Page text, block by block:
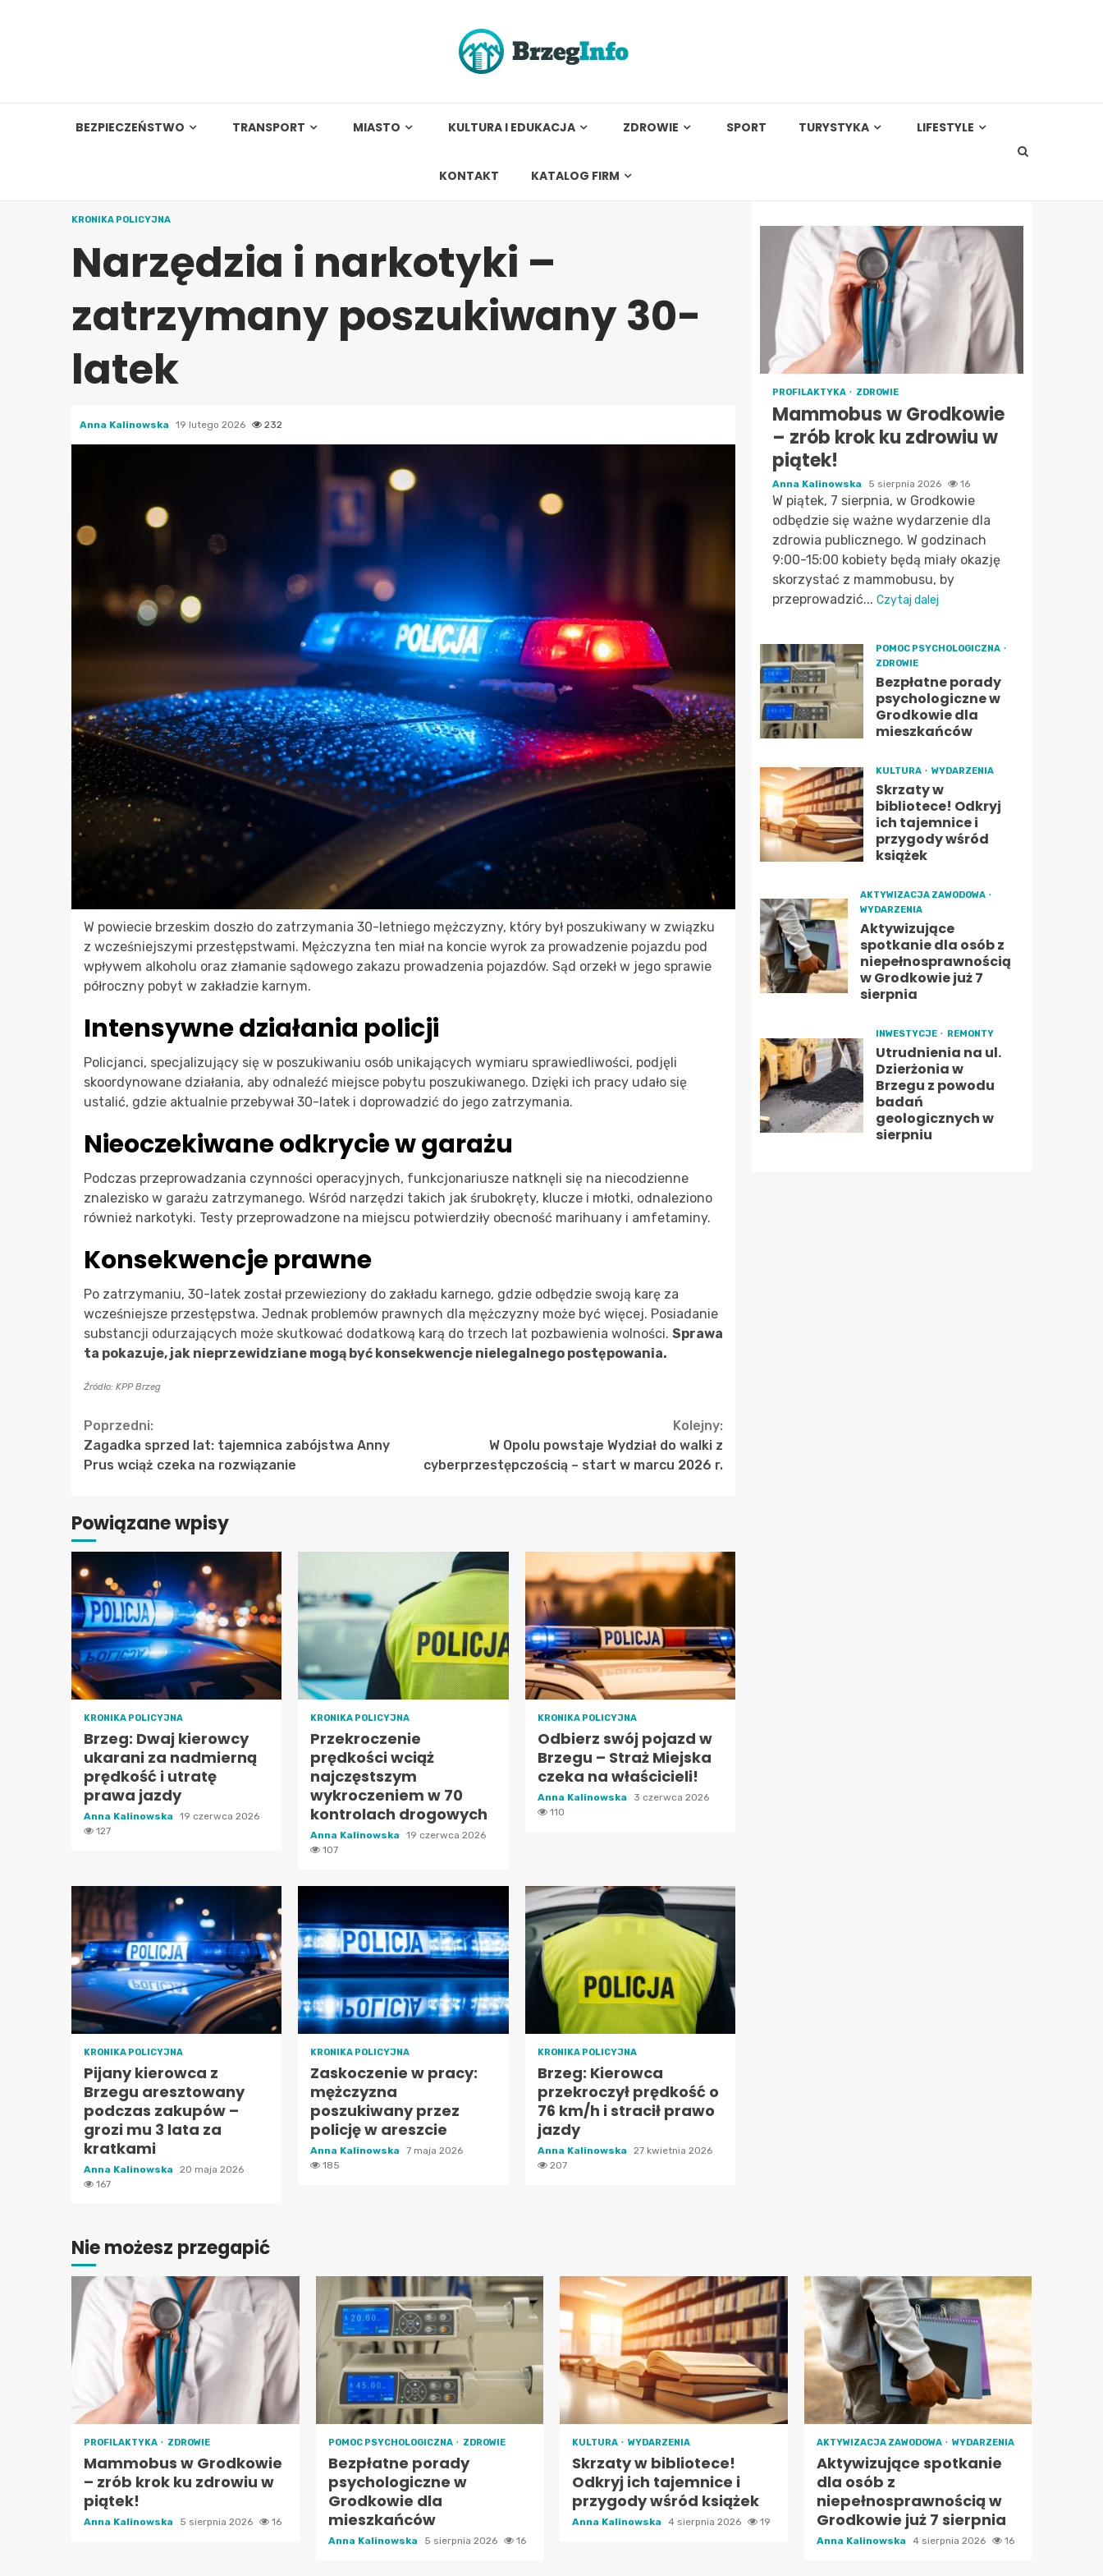
BEZPIECZEŃSTWO TRANSPORT MIASTO KULTURA I EDUKACJA ZDROWIE SPORT TURYSTYKA LIFESTYLE
KONTAKT KATALOG FIRM
KRONIKA POLICYJNA
Narzędzia i narkotyki –
zatrzymany poszukiwany 30-
latek
Anna Kalinowska 19 lutego 2026 232
W powiecie brzeskim doszło do zatrzymania 30-letniego mężczyzny, który był poszukiwany w związku
z wcześniejszymi przestępstwami. Mężczyzna ten miał na koncie wyrok za prowadzenie pojazdu pod
wpływem alkoholu oraz złamanie sądowego zakazu prowadzenia pojazdów. Sąd orzekł w jego sprawie
półroczny pobyt w zakładzie karnym.
Intensywne działania policji
Policjanci, specjalizujący się w poszukiwaniu osób unikających wymiaru sprawiedliwości, podjęli
skoordynowane działania, aby odnaleźć miejsce pobytu poszukiwanego. Dzięki ich pracy udało się
ustalić, gdzie aktualnie przebywał 30-latek i doprowadzić do jego zatrzymania.
Nieoczekiwane odkrycie w garażu
Podczas przeprowadzania czynności operacyjnych, funkcjonariusze natknęli się na niecodzienne
znalezisko w garażu zatrzymanego. Wśród narzędzi takich jak śrubokręty, klucze i młotki, odnaleziono
również narkotyki. Testy przeprowadzone na miejscu potwierdziły obecność marihuany i amfetaminy.
Konsekwencje prawne
Po zatrzymaniu, 30-latek został przewieziony do zakładu karnego, gdzie odbędzie swoją karę za
wcześniejsze przestępstwa. Jednak problemów prawnych dla mężczyzny może być więcej. Posiadanie
substancji odurzających może skutkować dodatkową karą do trzech lat pozbawienia wolności. Sprawa
ta pokazuje, jak nieprzewidziane mogą być konsekwencje nielegalnego postępowania.
Źródło: KPP Brzeg
Continue
Reading
Poprzedni:
Zagadka sprzed lat: tajemnica zabójstwa Anny
Prus wciąż czeka na rozwiązanie
Kolejny:
W Opolu powstaje Wydział do walki z
cyberprzestępczością – start w marcu 2026 r.
Powiązane wpisy
KRONIKA POLICYJNA
Brzeg: Dwaj kierowcy
ukarani za nadmierną
prędkość i utratę
prawa jazdy
Anna Kalinowska
19 czerwca 2026
127
KRONIKA POLICYJNA
Przekroczenie
prędkości wciąż
najczęstszym
wykroczeniem w 70
kontrolach drogowych
Anna Kalinowska
19 czerwca 2026
107
KRONIKA POLICYJNA
Odbierz swój pojazd w
Brzegu – Straż Miejska
czeka na właścicieli!
Anna Kalinowska
3 czerwca 2026
110
KRONIKA POLICYJNA
Pijany kierowca z
Brzegu aresztowany
podczas zakupów –
grozi mu 3 lata za
kratkami
Anna Kalinowska
20 maja 2026
167
KRONIKA POLICYJNA
Zaskoczenie w pracy:
mężczyzna
poszukiwany przez
policję w areszcie
Anna Kalinowska
7 maja 2026
185
KRONIKA POLICYJNA
Brzeg: Kierowca
przekroczył prędkość o
76 km/h i stracił prawo
jazdy
Anna Kalinowska
27 kwietnia 2026
207
PROFILAKTYKA ZDROWIE
Mammobus w Grodkowie
– zrób krok ku zdrowiu w
piątek!
Anna Kalinowska 5 sierpnia 2026 16
W piątek, 7 sierpnia, w Grodkowie
odbędzie się ważne wydarzenie dla
zdrowia publicznego. W godzinach
9:00-15:00 kobiety będą miały okazję
skorzystać z mammobusu, by
przeprowadzić... Czytaj dalej
POMOC PSYCHOLOGICZNA
ZDROWIE
Bezpłatne porady
psychologiczne w
Grodkowie dla
mieszkańców
KULTURA WYDARZENIA
Skrzaty w
bibliotece! Odkryj
ich tajemnice i
przygody wśród
książek
AKTYWIZACJA ZAWODOWA
WYDARZENIA
Aktywizujące
spotkanie dla osób z
niepełnosprawnością
w Grodkowie już 7
sierpnia
INWESTYCJE REMONTY
Utrudnienia na ul.
Dzierżonia w
Brzegu z powodu
badań
geologicznych w
sierpniu
Nie możesz przegapić
PROFILAKTYKA ZDROWIE
Mammobus w Grodkowie
– zrób krok ku zdrowiu w
piątek!
Anna Kalinowska 5 sierpnia 2026 16
POMOC PSYCHOLOGICZNA ZDROWIE
Bezpłatne porady
psychologiczne w
Grodkowie dla
mieszkańców
Anna Kalinowska 5 sierpnia 2026 16
KULTURA WYDARZENIA
Skrzaty w bibliotece!
Odkryj ich tajemnice i
przygody wśród książek
Anna Kalinowska 4 sierpnia 2026 19
AKTYWIZACJA ZAWODOWA WYDARZENIA
Aktywizujące spotkanie
dla osób z
niepełnosprawnością w
Grodkowie już 7 sierpnia
Anna Kalinowska 4 sierpnia 2026 16